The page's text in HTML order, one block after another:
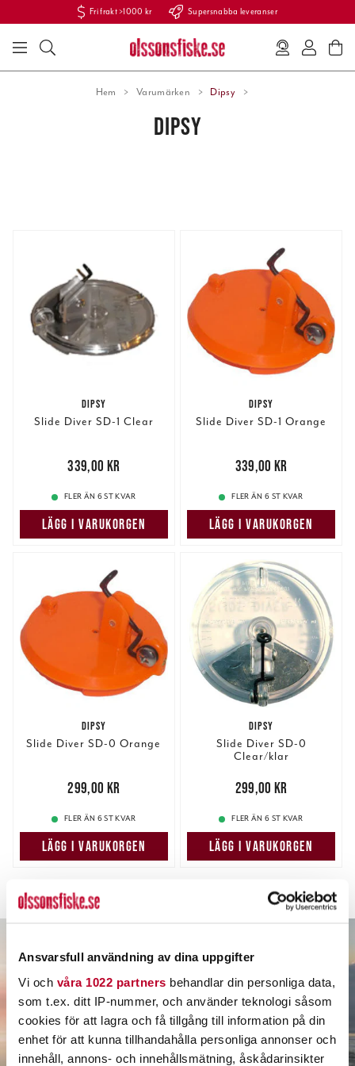
Ansvarsfull användning av dina uppgifter
Vi och våra 1022 partners behandlar din personliga data,
som t.ex. ditt IP-nummer, och använder teknologi såsom
cookies för att lagra och få tillgång till information på din
enhet för att kunna tillhandahålla personliga annonser och
innehåll, annons- och innehållsmätning, åskådarinsikter
Fri frakt >1000 kr Supersnabba leveranser
Hem Varumärken Dipsy
DIPSY
DIPSY
Slide Diver SD-1 Clear
339,00 kr
339,00 kr
FLER ÄN 6 ST KVAR
LÄGG I VARUKORGEN
DIPSY
Slide Diver SD-1 Orange
339,00 kr
339,00 kr
FLER ÄN 6 ST KVAR
LÄGG I VARUKORGEN
DIPSY
Slide Diver SD-0 Orange
299,00 kr
299,00 kr
FLER ÄN 6 ST KVAR
LÄGG I VARUKORGEN
DIPSY
Slide Diver SD-0
Clear/klar
299,00 kr
299,00 kr
FLER ÄN 6 ST KVAR
LÄGG I VARUKORGEN
Föregående Nästa